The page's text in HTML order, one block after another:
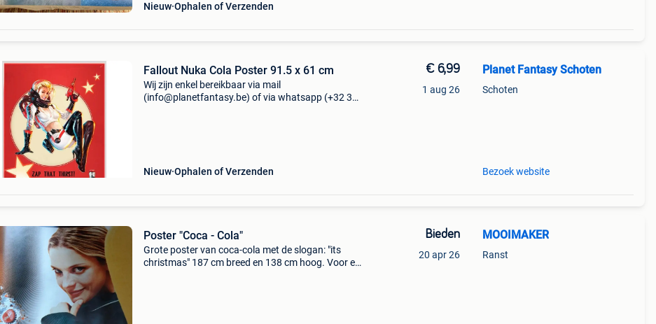
Nieuw Ophalen of Verzenden
Fallout Nuka Cola Poster 91.5 x 61 cm
Wij zijn enkel bereikbaar via mail
(info@planetfantasy.be) of via whatsapp (+32 3
Nieuw Ophalen of Verzenden
€ 6,99
1 aug 26
Planet Fantasy Schoten
Schoten
Bezoek website
Poster "Coca - Cola"
Grote poster van coca-cola met de slogan: "its
christmas" 187 cm breed en 138 cm hoog. Voor en
Bieden
20 apr 26
MOOIMAKER
Ranst